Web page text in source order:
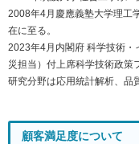
2008年4月慶應義塾大学理工
在に至る。
2023年4月内閣府 科学技術・
災担当）付上席科学技術政策
研究分野は応用統計解析、品
顧客満足度について